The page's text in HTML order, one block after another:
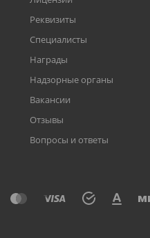
Реквизиты
Специалисты
Награды
Надзорные органы
Вакансии
Отзывы
Вопросы и ответы